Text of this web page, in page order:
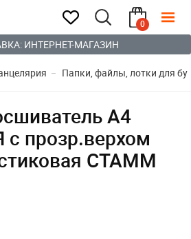
0
ИНТЕРНЕТ-МАГАЗИН
Папки, файлы, лотки для
А4
прозр.верхом
СТАММ